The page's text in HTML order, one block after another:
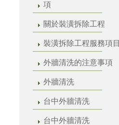
項
關於裝潢拆除工程
裝潢拆除工程服務項目
外牆清洗的注意事項
外牆清洗
台中外牆清洗
台中外牆清洗